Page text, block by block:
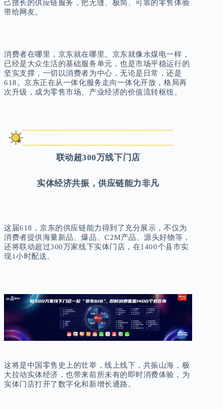
己擅长的供应链服务，把无缝、极简、可靠的零售体验
带给网友。
消费者在哪里，京东就在哪里。京东就像水煤电一样，
已经是大众生活的基础服务单元，也是市场平稳运行的
坚实支撑，一切以消费者为中心，无论是日常，还是
618。京东正在从一体化服务走向一体化开放，格局再
次升级，成为零售市场、产业经济的价值流转枢纽。
联动超300万线下门店
实体经济共振，供应链能力非凡
这届618，京东的供应链能力得到了充分展示，不仅为
消费者提供海量新品、爆品、C2M产品、源头好物等，
还将联动超过300万家线下实体门店，在1400个县市实
现1小时配送。
这将是中国零售史上的壮举，线上线下，共振山海，极
大拉动实体经济，也带来前所未有的即时消费体验，为
实体门店打开了数字化和新增长通路。